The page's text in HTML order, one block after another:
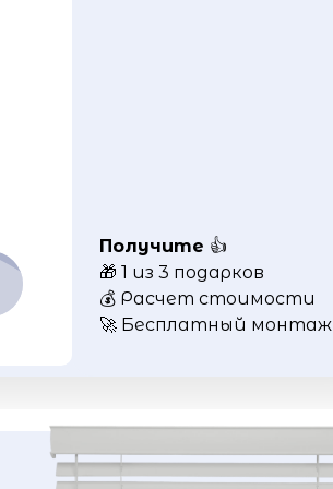
Получите 👍
🎁 1 из 3 подарков
💰 Расчет стоимости
🚀 Бесплатный монтаж